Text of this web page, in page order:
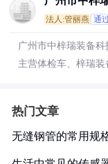
法人:管丽燕 通
广州市中梓瑞装备科
主营体检车、梓瑞装
热门文章
无缝钢管的常用规